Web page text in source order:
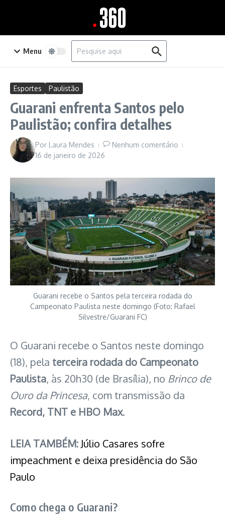
Menu
Procurar por:
Esportes Paulistão
Guarani enfrenta Santos pelo
Paulistão; confira detalhes
Por Laura Mendes
Nenhum comentário
16 de janeiro de 2026
Guarani recebe o Santos pela terceira rodada do
Campeonato Paulista neste domingo (Foto: Rafael
Silvestre/Guarani FC)
O Guarani recebe o Santos neste domingo
(18), pela terceira rodada do Campeonato
Paulista, às 20h30 (de Brasília), no Brinco de
Ouro da Princesa, com transmissão da
Record, TNT e HBO Max.
LEIA TAMBÉM: Júlio Casares sofre
impeachment e deixa presidência do São
Paulo
Como chega o Guarani?